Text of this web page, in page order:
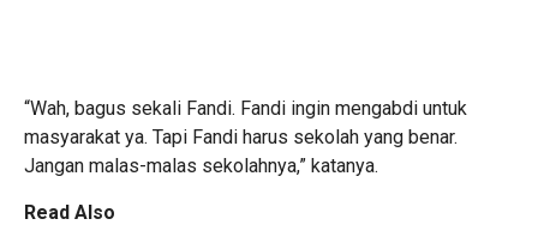
“Wah, bagus sekali Fandi. Fandi ingin mengabdi untuk
masyarakat ya. Tapi Fandi harus sekolah yang benar.
Jangan malas-malas sekolahnya,” katanya.
Read Also